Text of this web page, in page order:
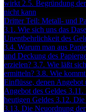
wirkt 2.5. Begründung
nicht kann
Dritter Teil: Metall- und
3.1. Wie sich uns das
Unentbehrlichkeit des
3.4. Warum man aus
und Deckung des
erzielen? 3.7. Wie läßt
ermitteln? 3.8. Wie kommt
Einflüsse, denen
Angebot des Geldes 3.11.
heutigen Geldes 3.12. Die
3.13. Die Neuordnung